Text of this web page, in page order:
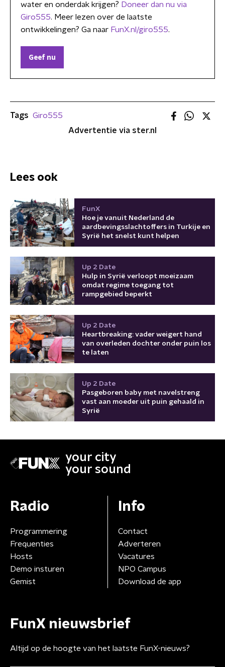
water en onderdak krijgen? Doneer dan nu via
Giro555. Meer lezen over de laatste
ontwikkelingen? Ga naar FunX.nl/giro555.
Geef nu
Tags Giro555
Advertentie via ster.nl
Lees ook
FunX
Hoe je vanuit Nederland de
aardbevingsslachtoffers in Turkije en
Syrië het snelst kunt helpen
Up 2 Date
Hulp in Syrië verloopt moeizaam
omdat regime toegang tot
rampgebied beperkt
Up 2 Date
Heartbreaking: vader weigert hand
van overleden dochter onder puin los
te laten
Up 2 Date
Pasgeboren baby met navelstreng
vast aan moeder uit puin gehaald in
Syrië
your city
your sound
Radio
Programmering
Frequenties
Hosts
Demo insturen
Gemist
Info
Contact
Adverteren
Vacatures
NPO Campus
Download de app
FunX nieuwsbrief
Altijd op de hoogte van het laatste FunX-nieuws?